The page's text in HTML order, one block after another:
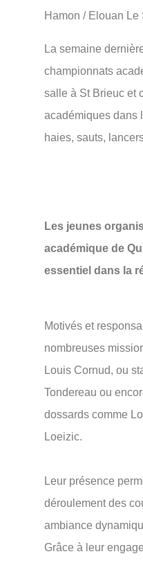
Hamon / Elouan Le
La semaine
championnats
salle à St Brieuc et
académiques dans
haies, sauts,
Les jeunes
académique de
essentiel dans la
Motivés et
nombreuses
Louis Cornud, ou
Tondereau ou
dossards comme
Loeizic.
Leur présence
déroulement des
ambiance
Grâce à leur